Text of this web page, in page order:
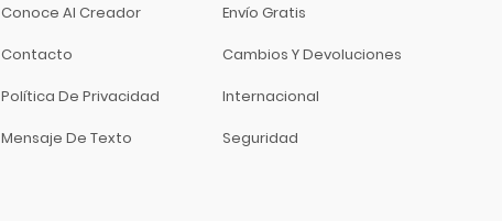
Envío Gratis
Cambios Y Devoluciones
Internacional
Seguridad
Conoce Al Creador
Contacto
Política De Privacidad
Mensaje De Texto